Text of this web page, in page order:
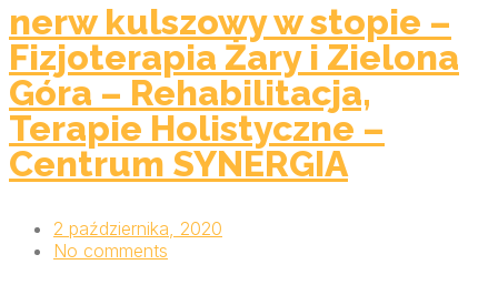
nerw kulszowy w stopie –
Fizjoterapia Żary i Zielona
Góra – Rehabilitacja,
Terapie Holistyczne –
Centrum SYNERGIA
2 października, 2020
No comments